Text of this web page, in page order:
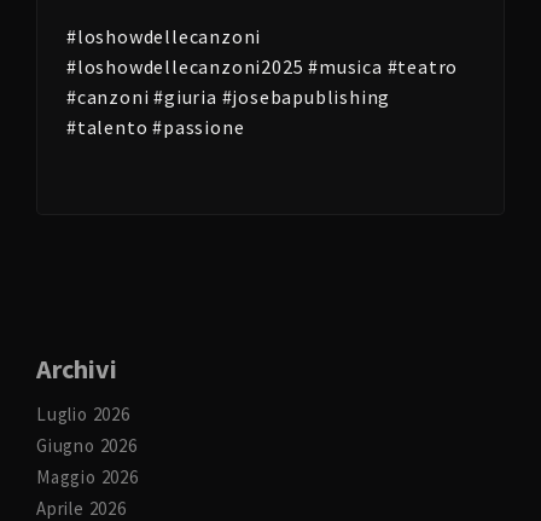
#loshowdellecanzoni
#loshowdellecanzoni2025 #musica #teatro
#canzoni #giuria #josebapublishing
#talento #passione
Archivi
Luglio 2026
Giugno 2026
Maggio 2026
Aprile 2026